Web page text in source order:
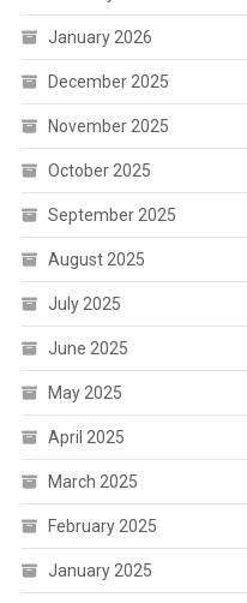
January 2026
December 2025
November 2025
October 2025
September 2025
August 2025
July 2025
June 2025
May 2025
April 2025
March 2025
February 2025
January 2025